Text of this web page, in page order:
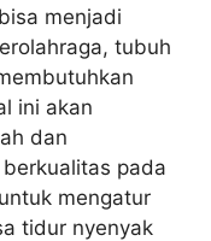
menjadi
tubuh
ini akan
dan
pada
mengatur
tidur nyenyak